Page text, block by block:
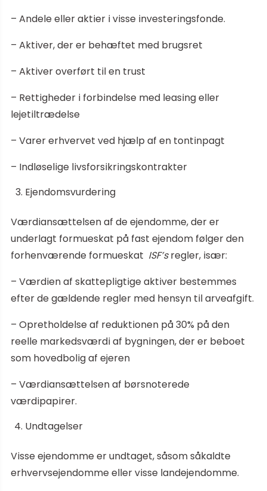
– Andele eller aktier i visse investeringsfonde.
– Aktiver, der er behæftet med brugsret
– Aktiver overført til en trust
– Rettigheder i forbindelse med leasing eller
lejetiltrædelse
– Varer erhvervet ved hjælp af en tontinpagt
– Indløselige livsforsikringskontrakter
Ejendomsvurdering
Værdiansættelsen af ​​de ejendomme, der er
underlagt formueskat på fast ejendom følger den
forhenværende formueskat ISF’sregler, især:
– Værdien af ​​skattepligtige aktiver bestemmes
efter de gældende regler med hensyn til arveafgift.
– Opretholdelse af reduktionen på 30% på den
reelle markedsværdi af bygningen, der er beboet
som hovedbolig af ejeren
– Værdiansættelsen af ​​børsnoterede
værdipapirer.
Undtagelser
Visse ejendomme er undtaget, såsom såkaldte
erhvervsejendomme eller visse landejendomme.